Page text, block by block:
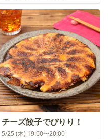
チーズ餃子でぴりり！
5/25 (木) 19:00〜20:00